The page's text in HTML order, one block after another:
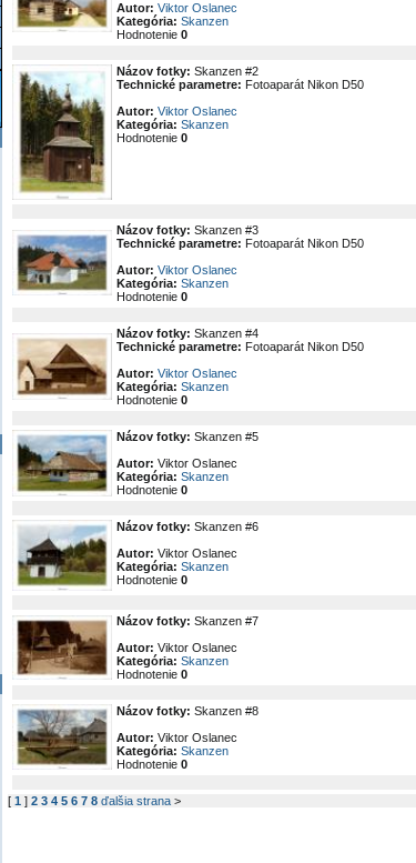
Autor: Viktor Oslanec
Kategória: Skanzen
Hodnotenie 0
Názov fotky: Skanzen #2
Technické parametre: Fotoaparát Nikon D50
Autor: Viktor Oslanec
Kategória: Skanzen
Hodnotenie 0
Názov fotky: Skanzen #3
Technické parametre: Fotoaparát Nikon D50
Autor: Viktor Oslanec
Kategória: Skanzen
Hodnotenie 0
Názov fotky: Skanzen #4
Technické parametre: Fotoaparát Nikon D50
Autor: Viktor Oslanec
Kategória: Skanzen
Hodnotenie 0
Názov fotky: Skanzen #5
Autor: Viktor Oslanec
Kategória: Skanzen
Hodnotenie 0
Názov fotky: Skanzen #6
Autor: Viktor Oslanec
Kategória: Skanzen
Hodnotenie 0
Názov fotky: Skanzen #7
Autor: Viktor Oslanec
Kategória: Skanzen
Hodnotenie 0
Názov fotky: Skanzen #8
Autor: Viktor Oslanec
Kategória: Skanzen
Hodnotenie 0
[ 1 ] 2 3 4 5 6 7 8 ďalšia strana >